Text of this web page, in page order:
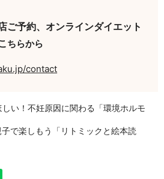
ご予約、オンラインダイエット
ちらから
contact
い！不妊原因に関わる「環境ホルモ
で楽しもう「リトミックと絵本読